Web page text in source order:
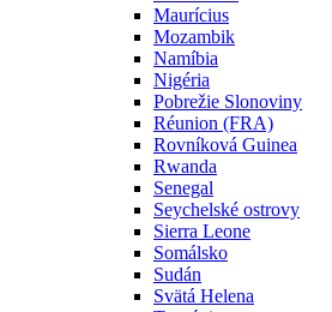
Maurícius
Mozambik
Namíbia
Nigéria
Pobrežie Slonoviny
Réunion (FRA)
Rovníková Guinea
Rwanda
Senegal
Seychelské ostrovy
Sierra Leone
Somálsko
Sudán
Svätá Helena